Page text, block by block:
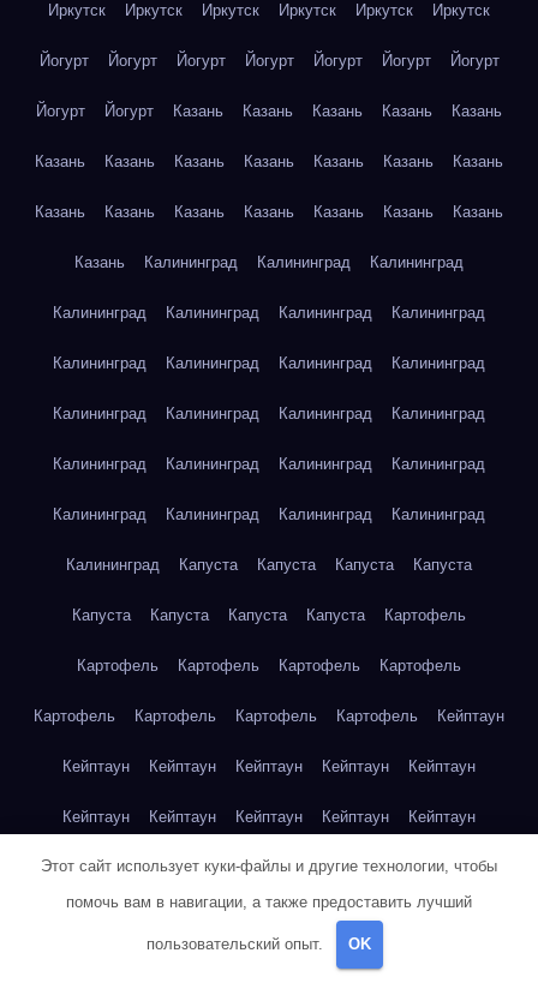
Иркутск Иркутск Иркутск Иркутск Иркутск Иркутск
Йогурт Йогурт Йогурт Йогурт Йогурт Йогурт Йогурт
Йогурт Йогурт Казань Казань Казань Казань Казань
Казань Казань Казань Казань Казань Казань Казань
Казань Казань Казань Казань Казань Казань Казань
Казань Калининград Калининград Калининград
Калининград Калининград Калининград Калининград
Калининград Калининград Калининград Калининград
Калининград Калининград Калининград Калининград
Калининград Калининград Калининград Калининград
Калининград Калининград Калининград Калининград
Калининград Капуста Капуста Капуста Капуста
Капуста Капуста Капуста Капуста Картофель
Картофель Картофель Картофель Картофель
Картофель Картофель Картофель Картофель Кейптаун
Кейптаун Кейптаун Кейптаун Кейптаун Кейптаун
Кейптаун Кейптаун Кейптаун Кейптаун Кейптаун
Кейптаун Кейптаун Кейптаун Кейптаун Кейптаун
Кейптаун
Клубника
Этот сайт использует куки-файлы и другие технологии, чтобы
помочь вам в навигации, а также предоставить лучший
пользовательский опыт. OK